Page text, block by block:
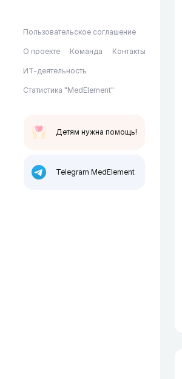
Пользовательское соглашение
О проекте Команда Контакты
ИТ-деятельность
Статистика "MedElement"
Детям нужна помощь!
Telegram MedElement